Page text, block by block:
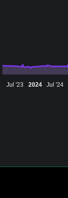
Jul '23 2024 Jul '24